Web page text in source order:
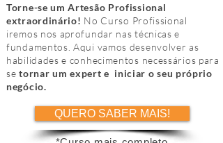
Torne-se um Artesão Profissional
extraordinário! No Curso Profissional
iremos nos aprofundar nas técnicas e
fundamentos. Aqui vamos desenvolver as
habilidades e conhecimentos necessários para
setornar um expert e iniciar o seu próprio
negócio.
QUERO SABER MAIS!